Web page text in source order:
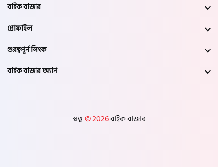
বাইক বাজার
প্রোফাইল
গুরত্বপূর্ন লিংক
বাইক বাজার অ্যাপ
স্বত্ব© 2026বাইক বাজার